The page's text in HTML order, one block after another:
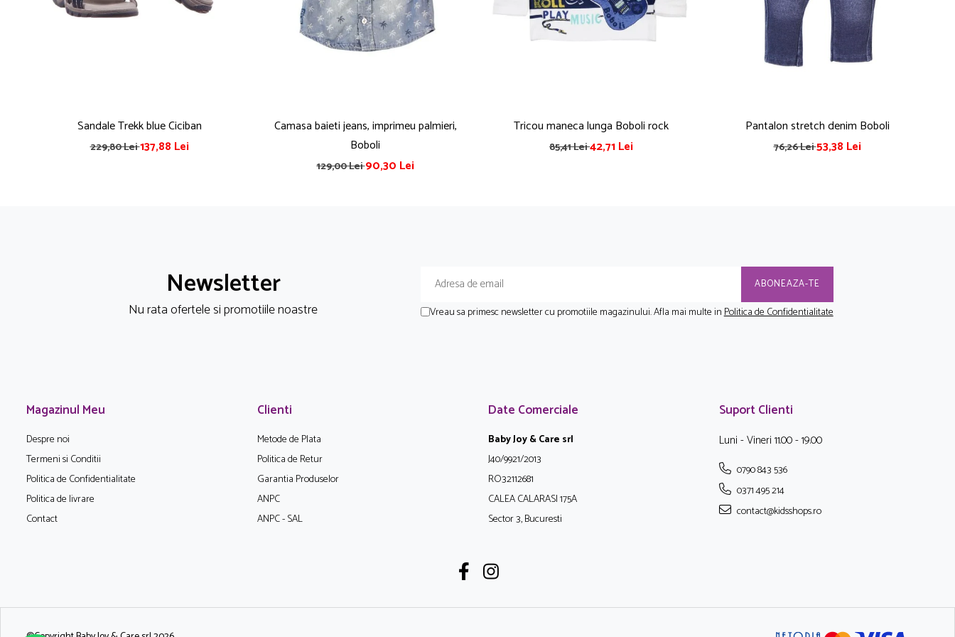
Sandale Trekk blue Ciciban
229,80 Lei137,88 Lei
Camasa baieti jeans, imprimeu palmieri,
Boboli
129,00 Lei90,30 Lei
Tricou maneca lunga Boboli rock
85,41 Lei42,71 Lei
Pantalon stretch denim Boboli
76,26 Lei53,38 Lei
Newsletter
Nu rata ofertele si promotiile noastre Vreau sa primesc newsletter cu promotiile magazinului. Afla mai multe inPolitica de Confidentialitate
Magazinul Meu
Despre noi
Termeni si Conditii
Politica de Confidentialitate
Politica de livrare
Contact
Clienti
Metode de Plata
Politica de Retur
Garantia Produselor
ANPC
ANPC - SAL
Date Comerciale
Baby Joy & Care srl
J40/9921/2013
RO32112681
CALEA CALARASI 175A
Sector 3, Bucuresti
Suport Clienti
Luni - Vineri 11.00 - 19.00
0790 843 536
0371 495 214
contact@kidsshops.ro